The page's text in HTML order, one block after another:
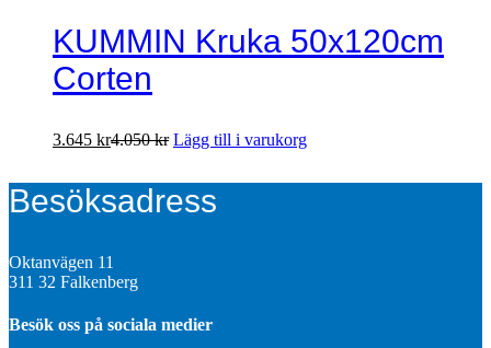
KUMMIN Kruka 50x120cm
Corten
3.645 kr4.050kr Lägg till i varukorg
Besöksadress
Oktanvägen 11
311 32 Falkenberg
Besök oss på sociala medier